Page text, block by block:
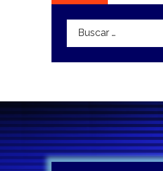
Buscar: